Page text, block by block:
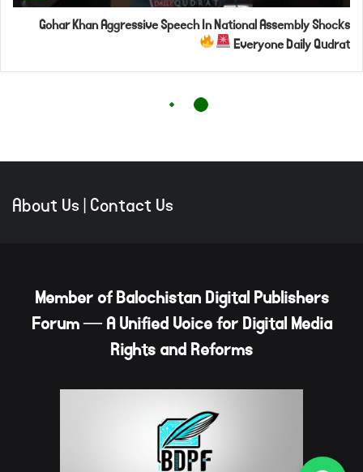
About Us|Contact Us
Member of Balochistan Digital Publishers
Forum — A Unified Voice for Digital Media
Rights and Reforms